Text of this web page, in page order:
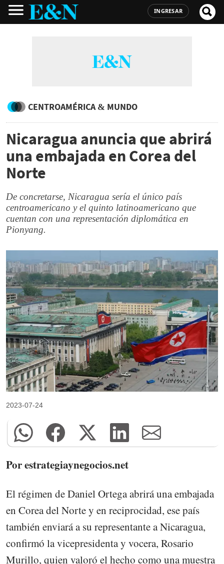
INGRESAR
CENTROAMÉRICA & MUNDO
Nicaragua anuncia que abrirá
una embajada en Corea del
Norte
De concretarse, Nicaragua sería el único país
centroamericano y el quinto latinoamericano que
cuentan con una representación diplomática en
Pionyang.
2023-07-24
Por estrategiaynegocios.net
El régimen de Daniel Ortega abrirá una embajada
en Corea del Norte y en reciprocidad, ese país
también enviará a su representante a Nicaragua,
confirmó la vicepresidenta y vocera, Rosario
Murillo, quien valoró el hecho como una muestra